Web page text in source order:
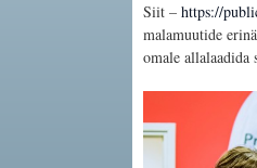
Siit – https://
malamuutide
omale